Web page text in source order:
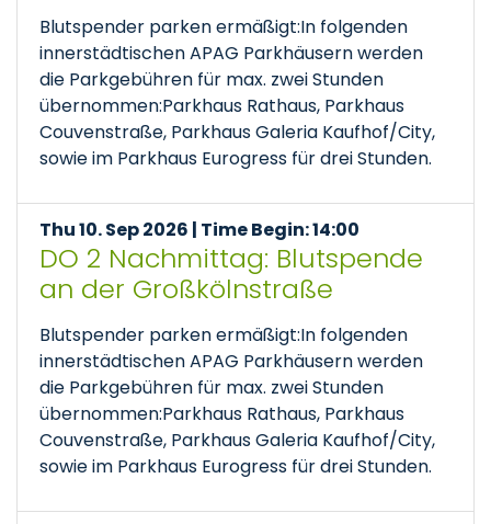
Blutspender parken ermäßigt:In folgenden
innerstädtischen APAG Parkhäusern werden
die Parkgebühren für max. zwei Stunden
übernommen:Parkhaus Rathaus, Parkhaus
Couvenstraße, Parkhaus Galeria Kaufhof/City,
sowie im Parkhaus Eurogress für drei Stunden.
Thu 10. Sep 2026 | Time Begin: 14:00
DO 2 Nachmittag: Blutspende
an der Großkölnstraße
Blutspender parken ermäßigt:In folgenden
innerstädtischen APAG Parkhäusern werden
die Parkgebühren für max. zwei Stunden
übernommen:Parkhaus Rathaus, Parkhaus
Couvenstraße, Parkhaus Galeria Kaufhof/City,
sowie im Parkhaus Eurogress für drei Stunden.